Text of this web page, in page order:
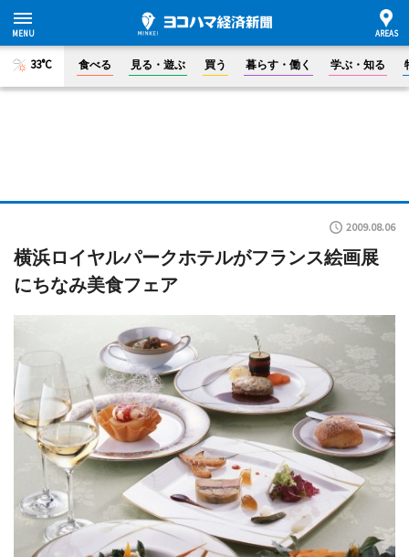
33°C 食べる 見る・遊ぶ 買う 暮らす・働く 学ぶ・知る
2009.08.06
横浜ロイヤルパークホテルがフランス絵画展
にちなみ美食フェア